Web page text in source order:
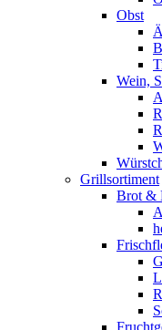
Obst
Wein,
Grillsortiment
Brot &